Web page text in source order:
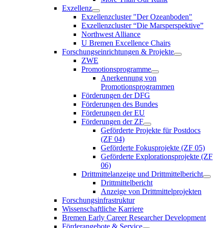
Exzellenz
Exzellenzcluster "Der Ozeanboden"
Exzellenzcluster “Die Marsperspektive”
Northwest Alliance
U Bremen Excellence Chairs
Forschungseinrichtungen & Projekte
ZWE
Promotionsprogramme
Anerkennung von
Promotionsprogrammen
Förderungen der DFG
Förderungen des Bundes
Förderungen der EU
Förderungen der ZF
Geförderte Projekte für Postdocs
(ZF 04)
Geförderte Fokusprojekte (ZF 05)
Geförderte Explorationsprojekte (ZF
06)
Drittmittelanzeige und Drittmittelbericht
Drittmittelbericht
Anzeige von Drittmittelprojekten
Forschungsinfrastruktur
Wissenschaftliche Karriere
Bremen Early Career Researcher Development
Förderangebote & Service